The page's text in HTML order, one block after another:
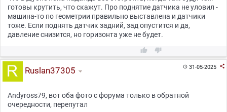
готовы крутить, что скажут. Про поднятие датчика не уловил -
машина-то по геометрии правильно выставлена и датчики
тоже. Если поднять датчик задний, зад опустится и да,
давление снизится, но горизонта уже не будет.
 
31-05-2025 
Ruslan37305
Andyross79, вот оба фото с форума только в обратной
очередности, перепутал